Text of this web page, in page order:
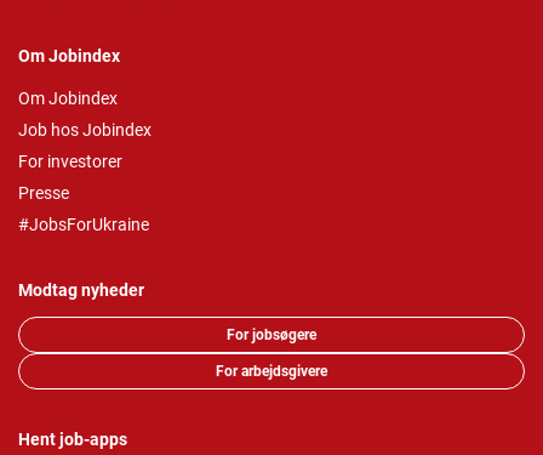
Om Jobindex
Om Jobindex
Job hos Jobindex
For investorer
Presse
#JobsForUkraine
Modtag nyheder
For jobsøgere
For arbejdsgivere
Hent job-apps